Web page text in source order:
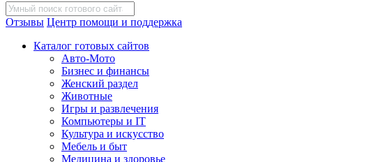
Поиск
товаров
Отзывы Центр помощи и поддержка
Каталог готовых сайтов
Авто-Мото
Бизнес и финансы
Женский раздел
Животные
Игры и развлечения
Компьютеры и IT
Культура и искусство
Мебель и быт
Медицина и здоровье